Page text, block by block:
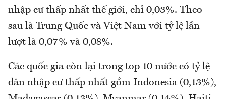
nhập cư thấp nhất thế giới, chỉ 0,03%. Theo
sau là Trung Quốc và Việt Nam với tỷ lệ lần
lượt là 0,07% và 0,08%.
Các quốc gia còn lại trong top 10 nước có tỷ lệ
dân nhập cư thấp nhất gồm Indonesia (0,13%),